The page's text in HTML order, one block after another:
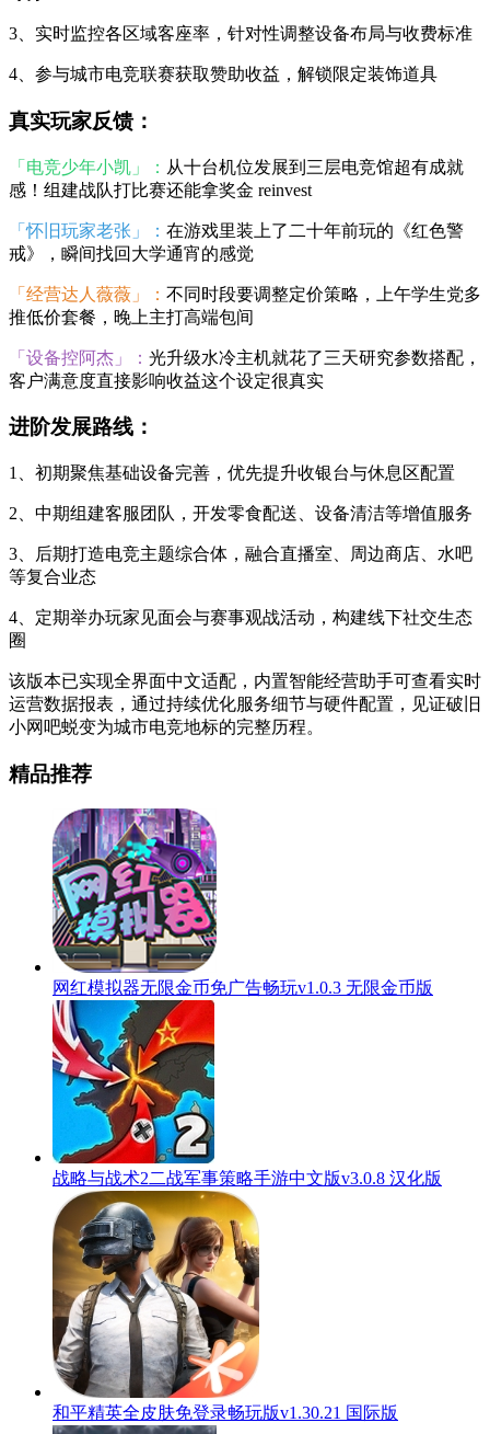
3、实时监控各区域客座率，针对性调整设备布局与收费标准
4、参与城市电竞联赛获取赞助收益，解锁限定装饰道具
真实玩家反馈：
「电竞少年小凯」： 从十台机位发展到三层电竞馆超有成就
感！组建战队打比赛还能拿奖金 reinvest
「怀旧玩家老张」： 在游戏里装上了二十年前玩的《红色警
戒》，瞬间找回大学通宵的感觉
「经营达人薇薇」： 不同时段要调整定价策略，上午学生党多
推低价套餐，晚上主打高端包间
「设备控阿杰」： 光升级水冷主机就花了三天研究参数搭配，
客户满意度直接影响收益这个设定很真实
进阶发展路线：
1、初期聚焦基础设备完善，优先提升收银台与休息区配置
2、中期组建客服团队，开发零食配送、设备清洁等增值服务
3、后期打造电竞主题综合体，融合直播室、周边商店、水吧
等复合业态
4、定期举办玩家见面会与赛事观战活动，构建线下社交生态
圈
该版本已实现全界面中文适配，内置智能经营助手可查看实时
运营数据报表，通过持续优化服务细节与硬件配置，见证破旧
小网吧蜕变为城市电竞地标的完整历程。
精品推荐
网红模拟器无限金币免广告畅玩v1.0.3 无限金币版
战略与战术2二战军事策略手游中文版v3.0.8 汉化版
和平精英全皮肤免登录畅玩版v1.30.21 国际版